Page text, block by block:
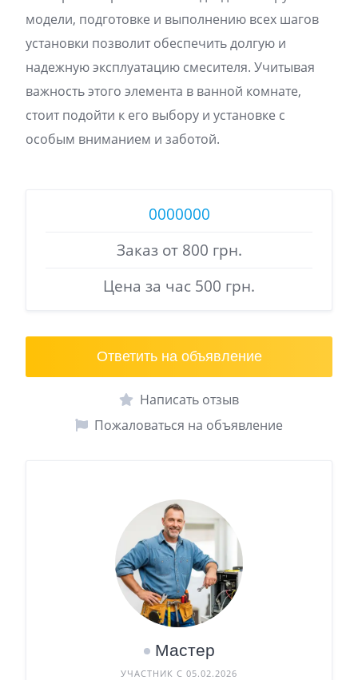
модели, подготовке и выполнению всех шагов
установки позволит обеспечить долгую и
надежную эксплуатацию смесителя. Учитывая
важность этого элемента в ванной комнате,
стоит подойти к его выбору и установке с
особым вниманием и заботой.
0000000
Заказ от 800 грн.
Цена за час 500 грн.
Ответить на объявление
Написать отзыв
Пожаловаться на объявление
Мастер
УЧАСТНИК С 05.02.2026